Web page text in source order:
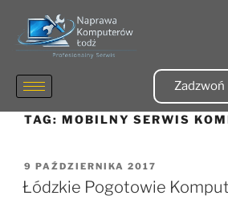
Zadzwoń
TAG: MOBILNY SERWIS
9 PAŹDZIERNIKA 2017
Łódzkie Pogotowie